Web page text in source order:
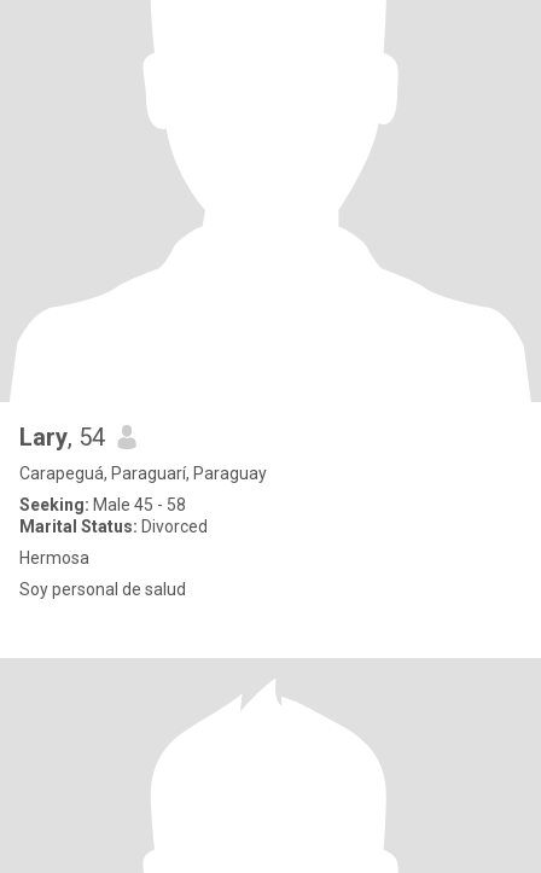
Lary, 54
Carapeguá, Paraguarí, Paraguay
Seeking: Male 45 - 58
Marital Status: Divorced
Hermosa
Soy personal de salud